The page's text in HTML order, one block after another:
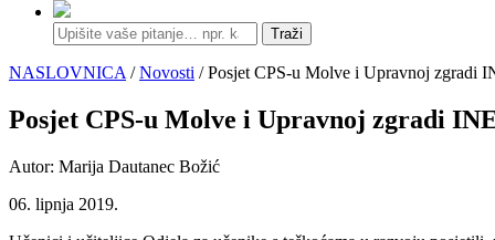
Traži
NASLOVNICA /Novosti / Posjet CPS-u Molve i Upravnoj zgradi
Posjet CPS-u Molve i Upravnoj zgradi
Autor: Marija Dautanec Božić
06. lipnja 2019.